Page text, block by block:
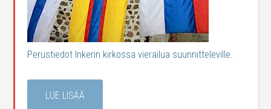
Perustiedot Inkerin kirkossa vierailua suunnitteleville.
LUE LISÄÄ